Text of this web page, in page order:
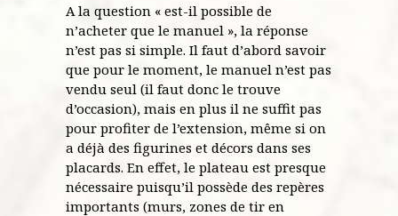
A la question « est-il possible de
n’acheter que le manuel », la réponse
n’est pas si simple. Il faut d’abord savoir
que pour le moment, le manuel n’est pas
vendu seul (il faut donc le trouve
d’occasion), mais en plus il ne suffit pas
pour profiter de l’extension, même si on
a déjà des figurines et décors dans ses
placards. En effet, le plateau est presque
nécessaire puisqu’il possède des repères
importants (murs, zones de tir en